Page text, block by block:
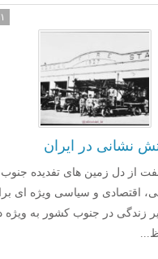
نشانی در ایران
از دل زمین های تفدیده جنوب
اقتصادی و سیاسی ویژه ای
زندگی در جنوب کشور به